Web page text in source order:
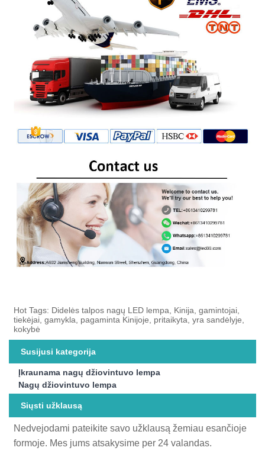
Hot Tags: Didelės talpos nagų LED lempa, Kinija, gamintojai,
tiekėjai, gamykla, pagaminta Kinijoje, pritaikyta, yra sandėlyje,
kokybė
Susijusi kategorija
Įkraunama nagų džiovintuvo lempa
Nagų džiovintuvo lempa
Siųsti užklausą
Nedvejodami pateikite savo užklausą žemiau esančioje
formoje. Mes jums atsakysime per 24 valandas.